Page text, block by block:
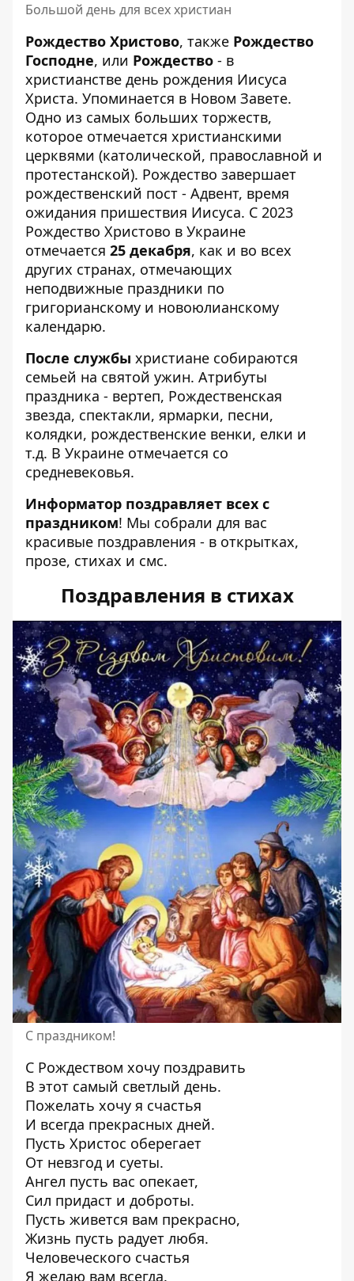
Большой день для всех христиан
Рождество Христово, также Рождество
Господне, или Рождество - в
христианстве день рождения Иисуса
Христа. Упоминается в Новом Завете.
Одно из самых больших торжеств,
которое отмечается христианскими
церквями (католической, православной и
протестанской). Рождество завершает
рождественский пост - Адвент, время
ожидания пришествия Иисуса. С 2023
Рождество Христово в Украине
отмечается 25 декабря, как и во всех
других странах, отмечающих
неподвижные праздники по
григорианскому и новоюлианскому
календарю.
После службы христиане собираются
семьей на святой ужин. Атрибуты
праздника - вертеп, Рождественская
звезда, спектакли, ярмарки, песни,
колядки, рождественские венки, елки и
т.д. В Украине отмечается со
средневековья.
Информатор поздравляет всех с
праздником! Мы собрали для вас
красивые поздравления - в открытках,
прозе, стихах и смс.
Поздравления в стихах
С праздником!
С Рождеством хочу поздравить
В этот самый светлый день.
Пожелать хочу я счастья
И всегда прекрасных дней.
Пусть Христос оберегает
От невзгод и суеты.
Ангел пусть вас опекает,
Сил придаст и доброты.
Пусть живется вам прекрасно,
Жизнь пусть радует любя.
Человеческого счастья
Я желаю вам всегда.